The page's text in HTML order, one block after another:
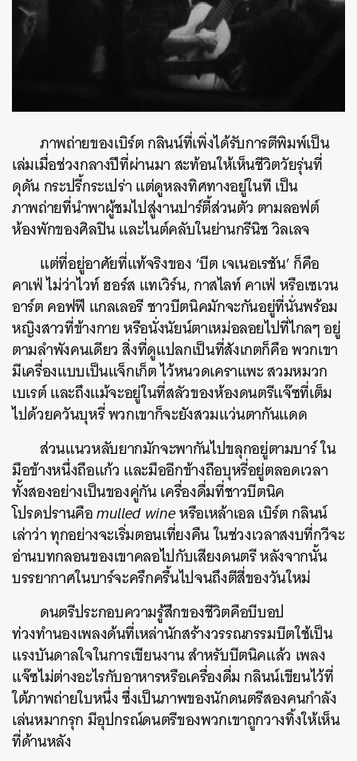
ภาพถ่ายของเบิร์ต กลินน์ที่เพิ่งได้รับการตีพิมพ์เป็น
เล่มเมื่อช่วงกลางปีที่ผ่านมา สะท้อนให้เห็นชีวิตวัยรุ่นที่
ดุดัน กระปรี้กระเปร่า แต่ดูหลงทิศทางอยู่ในที เป็น
ภาพถ่ายที่นำพาผู้ชมไปสู่งานปาร์ตี้ส่วนตัว ตามลอฟต์
ห้องพักของศิลปิน และไนต์คลับในย่านกรีนิช วิลเลจ
แต่ที่อยู่อาศัยที่แท้จริงของ ‘บีต เจเนอเรชัน’ ก็คือ
คาเฟ่ ไม่ว่าไวท์ ฮอร์ส แทเวิร์น, กาสไลท์ คาเฟ่ หรือเซเวน
อาร์ต คอฟฟี แกลเลอรี ชาวบีตนิคมักจะกันอยู่ที่นั่นพร้อม
หญิงสาวที่ข้างกาย หรือนั่งนัยน์ตาเหม่อลอยไปที่ไกลๆ อยู่
ตามลำพังคนเดียว สิ่งที่ดูแปลกเป็นที่สังเกตก็คือ พวกเขา
มีเครื่องแบบเป็นแจ็กเก็ต ไว้หนวดเคราแพะ สวมหมวก
เบเรต์ และถึงแม้จะอยู่ในที่สลัวของห้องดนตรีแจ๊ซที่เต็ม
ไปด้วยควันบุหรี่ พวกเขาก็จะยังสวมแว่นตากันแดด
ส่วนแนวหลับยากมักจะพากันไปขลุกอยู่ตามบาร์ ใน
มือข้างหนึ่งถือแก้ว และมืออีกข้างถือบุหรี่อยู่ตลอดเวลา
ทั้งสองอย่างเป็นของคู่กัน เครื่องดื่มที่ชาวบีตนิค
โปรดปรานคือmulled wineหรือเหล้าเอล เบิร์ต กลินน์
เล่าว่า ทุกอย่างจะเริ่มตอนเที่ยงคืน ในช่วงเวลาสงบที่กวีจะ
อ่านบทกลอนของเขาคลอไปกับเสียงดนตรี หลังจากนั้น
บรรยากาศในบาร์จะครึกครื้นไปจนถึงตีสี่ของวันใหม่
ดนตรีประกอบความรู้สึกของชีวิตคือบีบอป
ท่วงทำนองเพลงด้นที่เหล่านักสร้างวรรณกรรมบีตใช้เป็น
แรงบันดาลใจในการเขียนงาน สำหรับบีตนิคแล้ว เพลง
แจ๊ซไม่ต่างอะไรกับอาหารหรือเครื่องดื่ม กลินน์เขียนไว้ที่
ใต้ภาพถ่ายใบหนึ่ง ซึ่งเป็นภาพของนักดนตรีสองคนกำลัง
เล่นหมากรุก มีอุปกรณ์ดนตรีของพวกเขาถูกวางทิ้งให้เห็น
ที่ด้านหลัง